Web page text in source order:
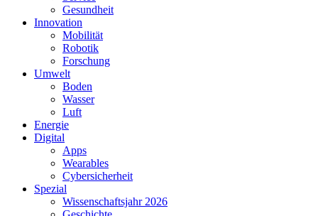
Gesundheit
Innovation
Mobilität
Robotik
Forschung
Umwelt
Boden
Wasser
Luft
Energie
Digital
Apps
Wearables
Cybersicherheit
Spezial
Wissenschaftsjahr 2026